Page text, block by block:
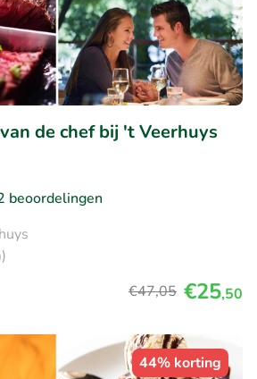
de chef bij 't Veerhuys
beoordelingen
€47,05 €25,50
44% korting